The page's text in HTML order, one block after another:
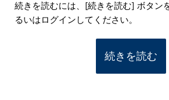
続きを読むには、[続きを読む] ボタン
るいはログインしてください。
続きを読む